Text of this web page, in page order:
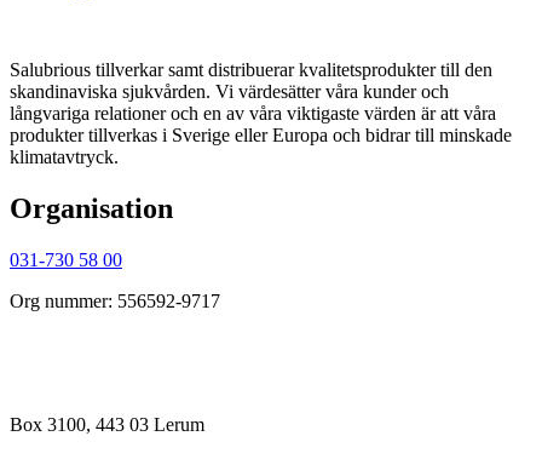
Salubrious tillverkar samt distribuerar kvalitetsprodukter till den
skandinaviska sjukvården. Vi värdesätter våra kunder och
långvariga relationer och en av våra viktigaste värden är att våra
produkter tillverkas i Sverige eller Europa och bidrar till minskade
klimatavtryck.
Organisation
031-730 58 00
Org nummer: 556592-9717
Box 3100, 443 03 Lerum